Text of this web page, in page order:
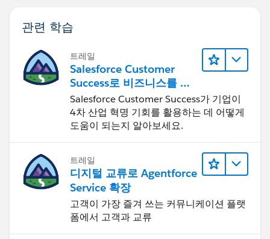
관련 학습
트레일
Salesforce Customer
Success로 비즈니스를 혁
신하기
Salesforce Customer Success가 기업이
4차 산업 혁명 기회를 활용하는 데 어떻게
도움이 되는지 알아보세요.
트레일
디지털 교류로 Agentforce
Service 확장
고객이 가장 즐겨 쓰는 커뮤니케이션 플랫
폼에서 고객과 교류